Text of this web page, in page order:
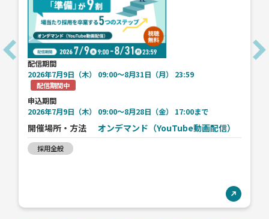
配信期間
2026年7月9日（木） 09:00〜8月31日（月） 23:59
配信期間中
申込期間
2026年7月9日（木） 09:00〜8月28日（金） 17:00まで
開催場所・方法 オンデマンド（YouTube動画配信）
採用全般